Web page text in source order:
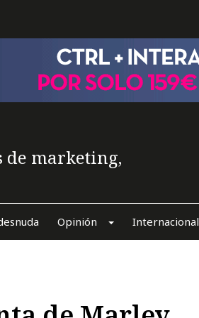
de marketing,
Opinión Internacional